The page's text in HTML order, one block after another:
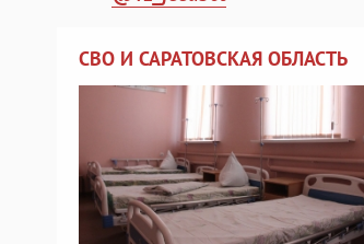
СВО И САРАТОВСКАЯ ОБЛАСТЬ